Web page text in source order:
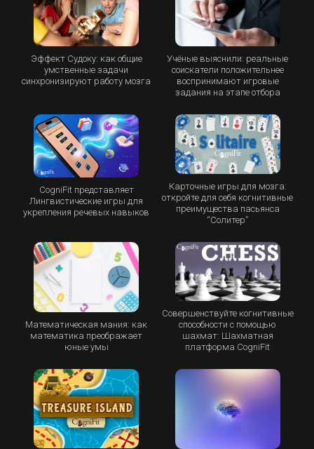
Эффект Судоку: как общие
умственные задачи
синхронизируют работу мозга
Учёные выяснили: реальные
соискатели положительнее
воспринимают игровые
задания на этапе отбора
CogniFit представляет
Лингвистические игры для
укрепления речевых навыков
Карточные игры для мозга:
откройте для себя когнитивные
преимущества пасьянса
“Cолитер”
Математическая мания: как
математика преображает
юные умы
Совершенствуйте когнитивные
способности с помощью
шахмат: Шахматная
платформа CogniFit